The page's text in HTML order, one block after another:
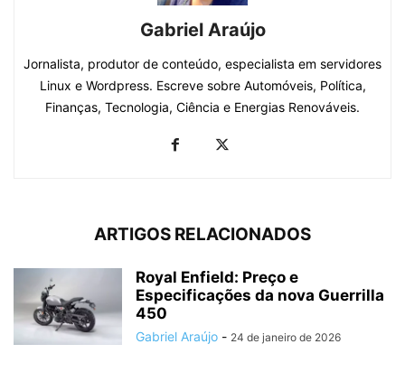
Gabriel Araújo
Jornalista, produtor de conteúdo, especialista em servidores
Linux e Wordpress. Escreve sobre Automóveis, Política,
Finanças, Tecnologia, Ciência e Energias Renováveis.
ARTIGOS RELACIONADOS
Royal Enfield: Preço e
Especificações da nova Guerrilla
450
Gabriel Araújo - 24 de janeiro de 2026